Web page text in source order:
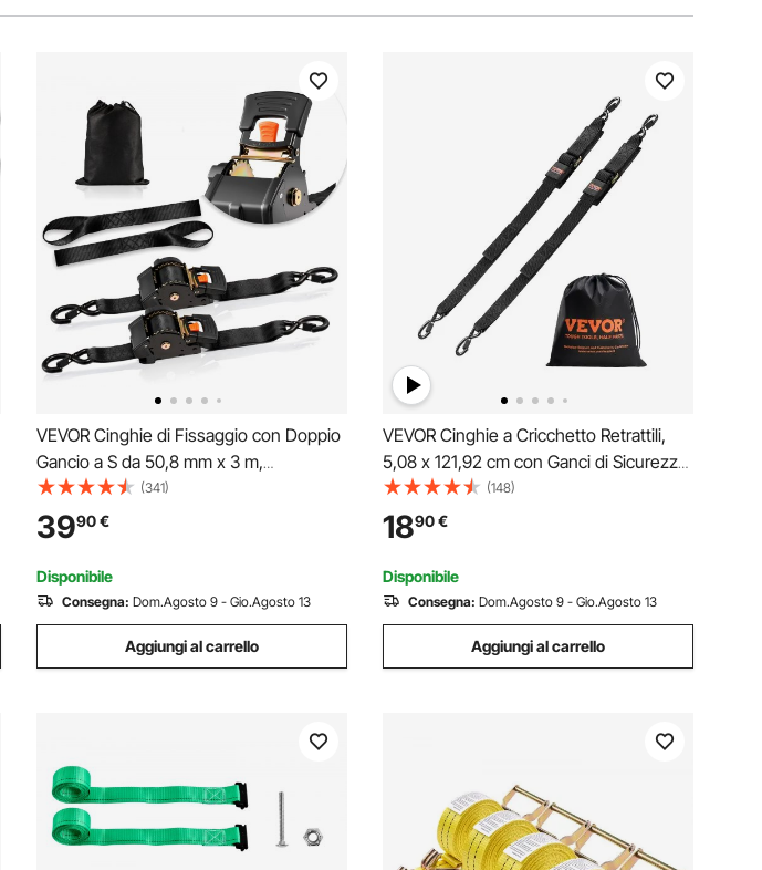
VEVOR Cinghie di Fissaggio con Doppio
Gancio a S da 50,8 mm x 3 m,
Resistenza alla Rottura di 1375 kg, 2
Anelli morbidi, per Traslochi, Rimorchi,
Motociclette, Kayak, Tetto Auto,
Confezione da 2
(341)
3990€
Disponibile
Consegna: Dom.Agosto 9 - Gio.Agosto 13
Aggiungi al carrello
VEVOR Cinghie a Cricchetto Retrattili,
5,08 x 121,92 cm con Ganci di Sicurezza
a S, 2 Pezzi Cinghie di Fissaggio a
Cricchetto con Resistenza Rottura 680,4
kg, per Rimorchi, Veicoli, Barche
(148)
1890€
Disponibile
Consegna: Dom.Agosto 9 - Gio.Agosto 13
Aggiungi al carrello